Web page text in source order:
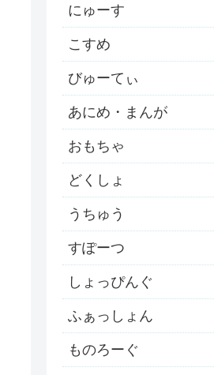
にゅーす
こすめ
びゅーてぃ
あにめ・まんが
おもちゃ
どくしょ
うちゅう
すぽーつ
しょっぴんぐ
ふぁっしょん
ものろーぐ